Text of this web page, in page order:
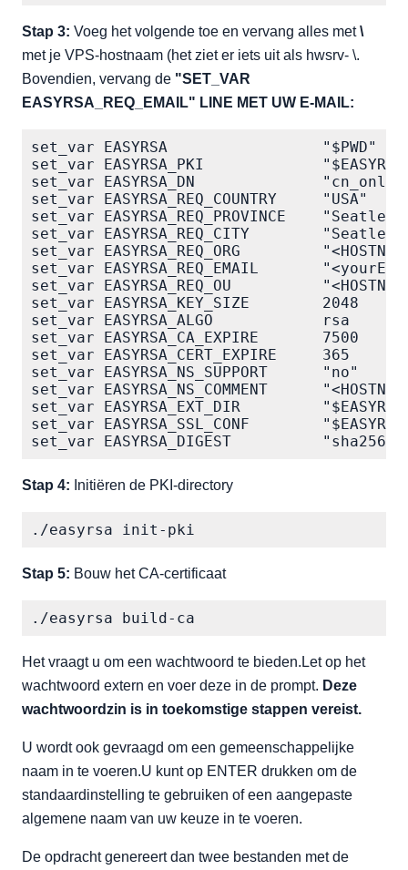
Stap 3: Voeg het volgende toe en vervang alles met\
met je VPS-hostnaam (het ziet er iets uit als hwsrv- \.
Bovendien, vervang de "SET_VAR
EASYRSA_REQ_EMAIL" LINE MET UW E-MAIL:
set_var EASYRSA                 "$PWD"
set_var EASYRSA_PKI
set_var EASYRSA_DN              "cn_only"
set_var EASYRSA_REQ_COUNTRY     "USA"
set_var EASYRSA_REQ_PROVINCE    "Seatle"
set_var EASYRSA_REQ_CITY        "Seatle"
set_var EASYRSA_REQ_ORG
set_var EASYRSA_REQ_EMAIL
set_var EASYRSA_REQ_OU
set_var EASYRSA_KEY_SIZE        2048
set_var EASYRSA_ALGO            rsa
set_var EASYRSA_CA_EXPIRE       7500
set_var EASYRSA_CERT_EXPIRE     365
set_var EASYRSA_NS_SUPPORT      "no"
set_var EASYRSA_NS_COMMENT
set_var EASYRSA_EXT_DIR
set_var EASYRSA_SSL_CONF
set_var EASYRSA_DIGEST          "sha256"
Stap 4: Initiëren de PKI-directory
./easyrsa init-pki
Stap 5: Bouw het CA-certificaat
./easyrsa build-ca
Het vraagt u om een wachtwoord te bieden.Let op het
wachtwoord extern en voer deze in de prompt. Deze
wachtwoordzin is in toekomstige stappen vereist.
U wordt ook gevraagd om een gemeenschappelijke
naam in te voeren.U kunt op ENTER drukken om de
standaardinstelling te gebruiken of een aangepaste
algemene naam van uw keuze in te voeren.
De opdracht genereert dan twee bestanden met de